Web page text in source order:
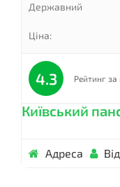
Державний
Ціна:
4.3 Рейтинг за
Київський
Адреса